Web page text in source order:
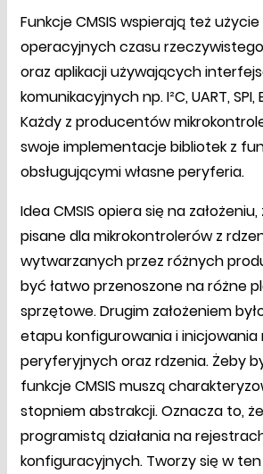
Funkcje CMSIS wspierają też
operacyjnych czasu
oraz aplikacji używających
komunikacyjnych np. I²C, UART,
Każdy z producentów
swoje implementacje bibliotek z
obsługującymi własne peryferia.
Idea CMSIS opiera się na
pisane dla mikrokontrolerów z
wytwarzanych przez różnych
być łatwo przenoszone na różne
sprzętowe. Drugim założeniem
etapu konfigurowania i inicjowania
peryferyjnych oraz rdzenia. Żeby
funkcje CMSIS muszą
stopniem abstrakcji. Oznacza to,
programistą działania na
konfiguracyjnych. Tworzy się w